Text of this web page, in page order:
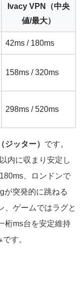
Ivacy VPN（中央
値/最大）
42ms / 180ms
158ms / 320ms
298ms / 520ms
ジッター） です。
内に収まり安定し
、ロンドンで
が突発的に跳ねる
、ゲームではラグと
桁ms台を安定維持
す。